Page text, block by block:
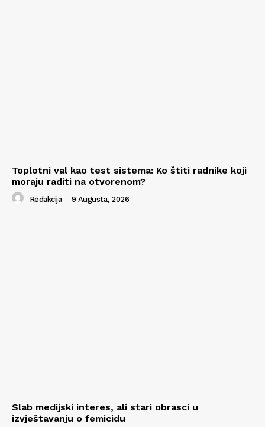
Toplotni val kao test sistema: Ko štiti radnike koji
moraju raditi na otvorenom?
Redakcija - 9 Augusta, 2026
Slab medijski interes, ali stari obrasci u
izvještavanju o femicidu